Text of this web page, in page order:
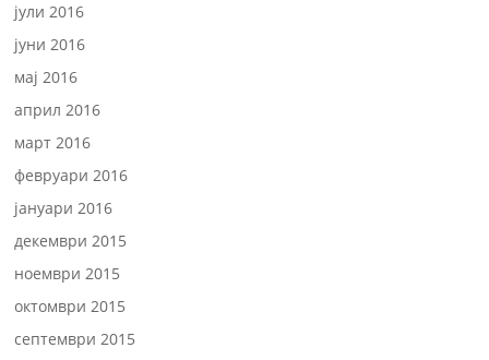
јули 2016
јуни 2016
мај 2016
април 2016
март 2016
февруари 2016
јануари 2016
декември 2015
ноември 2015
октомври 2015
септември 2015